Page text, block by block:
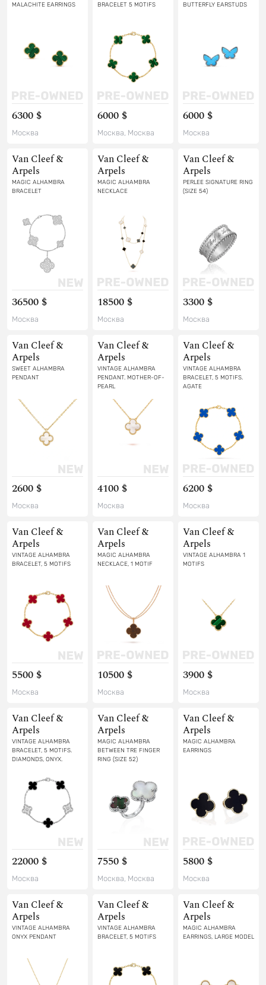
MALACHITE EARRINGS
6300 $
Москва
BRACELET 5 MOTIFS
6000 $
Москва, Москва
BUTTERFLY EARSTUDS
6000 $
Москва
Van Cleef &
Arpels
MAGIC ALHAMBRA
BRACELET
36500 $
Москва
Van Cleef &
Arpels
MAGIC ALHAMBRA
NECKLACE
18500 $
Москва
Van Cleef &
Arpels
PERLEE SIGNATURE RING
(SIZE 54)
3300 $
Москва
Van Cleef &
Arpels
SWEET ALHAMBRA
PENDANT
2600 $
Москва
Van Cleef &
Arpels
VINTAGE ALHAMBRA
PENDANT. MOTHER-OF-
PEARL
4100 $
Москва
Van Cleef &
Arpels
VINTAGE ALHAMBRA
BRACELET, 5 MOTIFS.
AGATE
6200 $
Москва
Van Cleef &
Arpels
VINTAGE ALHAMBRA
BRACELET, 5 MOTIFS
5500 $
Москва
Van Cleef &
Arpels
MAGIC ALHAMBRA
NECKLACE, 1 MOTIF
10500 $
Москва
Van Cleef &
Arpels
VINTAGE ALHAMBRA 1
MOTIFS
3900 $
Москва
Van Cleef &
Arpels
VINTAGE ALHAMBRA
BRACELET, 5 MOTIFS.
DIAMONDS, ONYX.
22000 $
Москва
Van Cleef &
Arpels
MAGIC ALHAMBRA
BETWEEN TRE FINGER
RING (SIZE 52)
7550 $
Москва, Москва
Van Cleef &
Arpels
MAGIC ALHAMBRA
EARRINGS
5800 $
Москва
Van Cleef &
Arpels
VINTAGE ALHAMBRA
ONYX PENDANT
Van Cleef &
Arpels
VINTAGE ALHAMBRA
BRACELET, 5 MOTIFS
Van Cleef &
Arpels
MAGIC ALHAMBRA
EARRINGS, LARGE MODEL